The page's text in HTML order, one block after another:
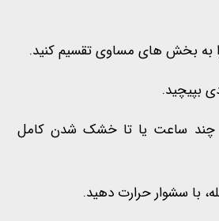
به بخش های مساوی تقسیم کنید.
بپیچید.
چند ساعت یا تا خشک شدن کامل
با سشوار حرارت دهید.